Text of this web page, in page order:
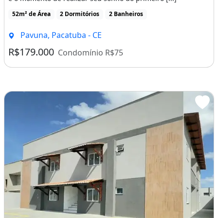
_______________________________________________
:1UIDTLC
Churrasqueira Área de serviço
52m² de Área 2 Dormitórios 2 Banheiros
Pavuna, Pacatuba - CE
R$179.000 Condomínio R$75